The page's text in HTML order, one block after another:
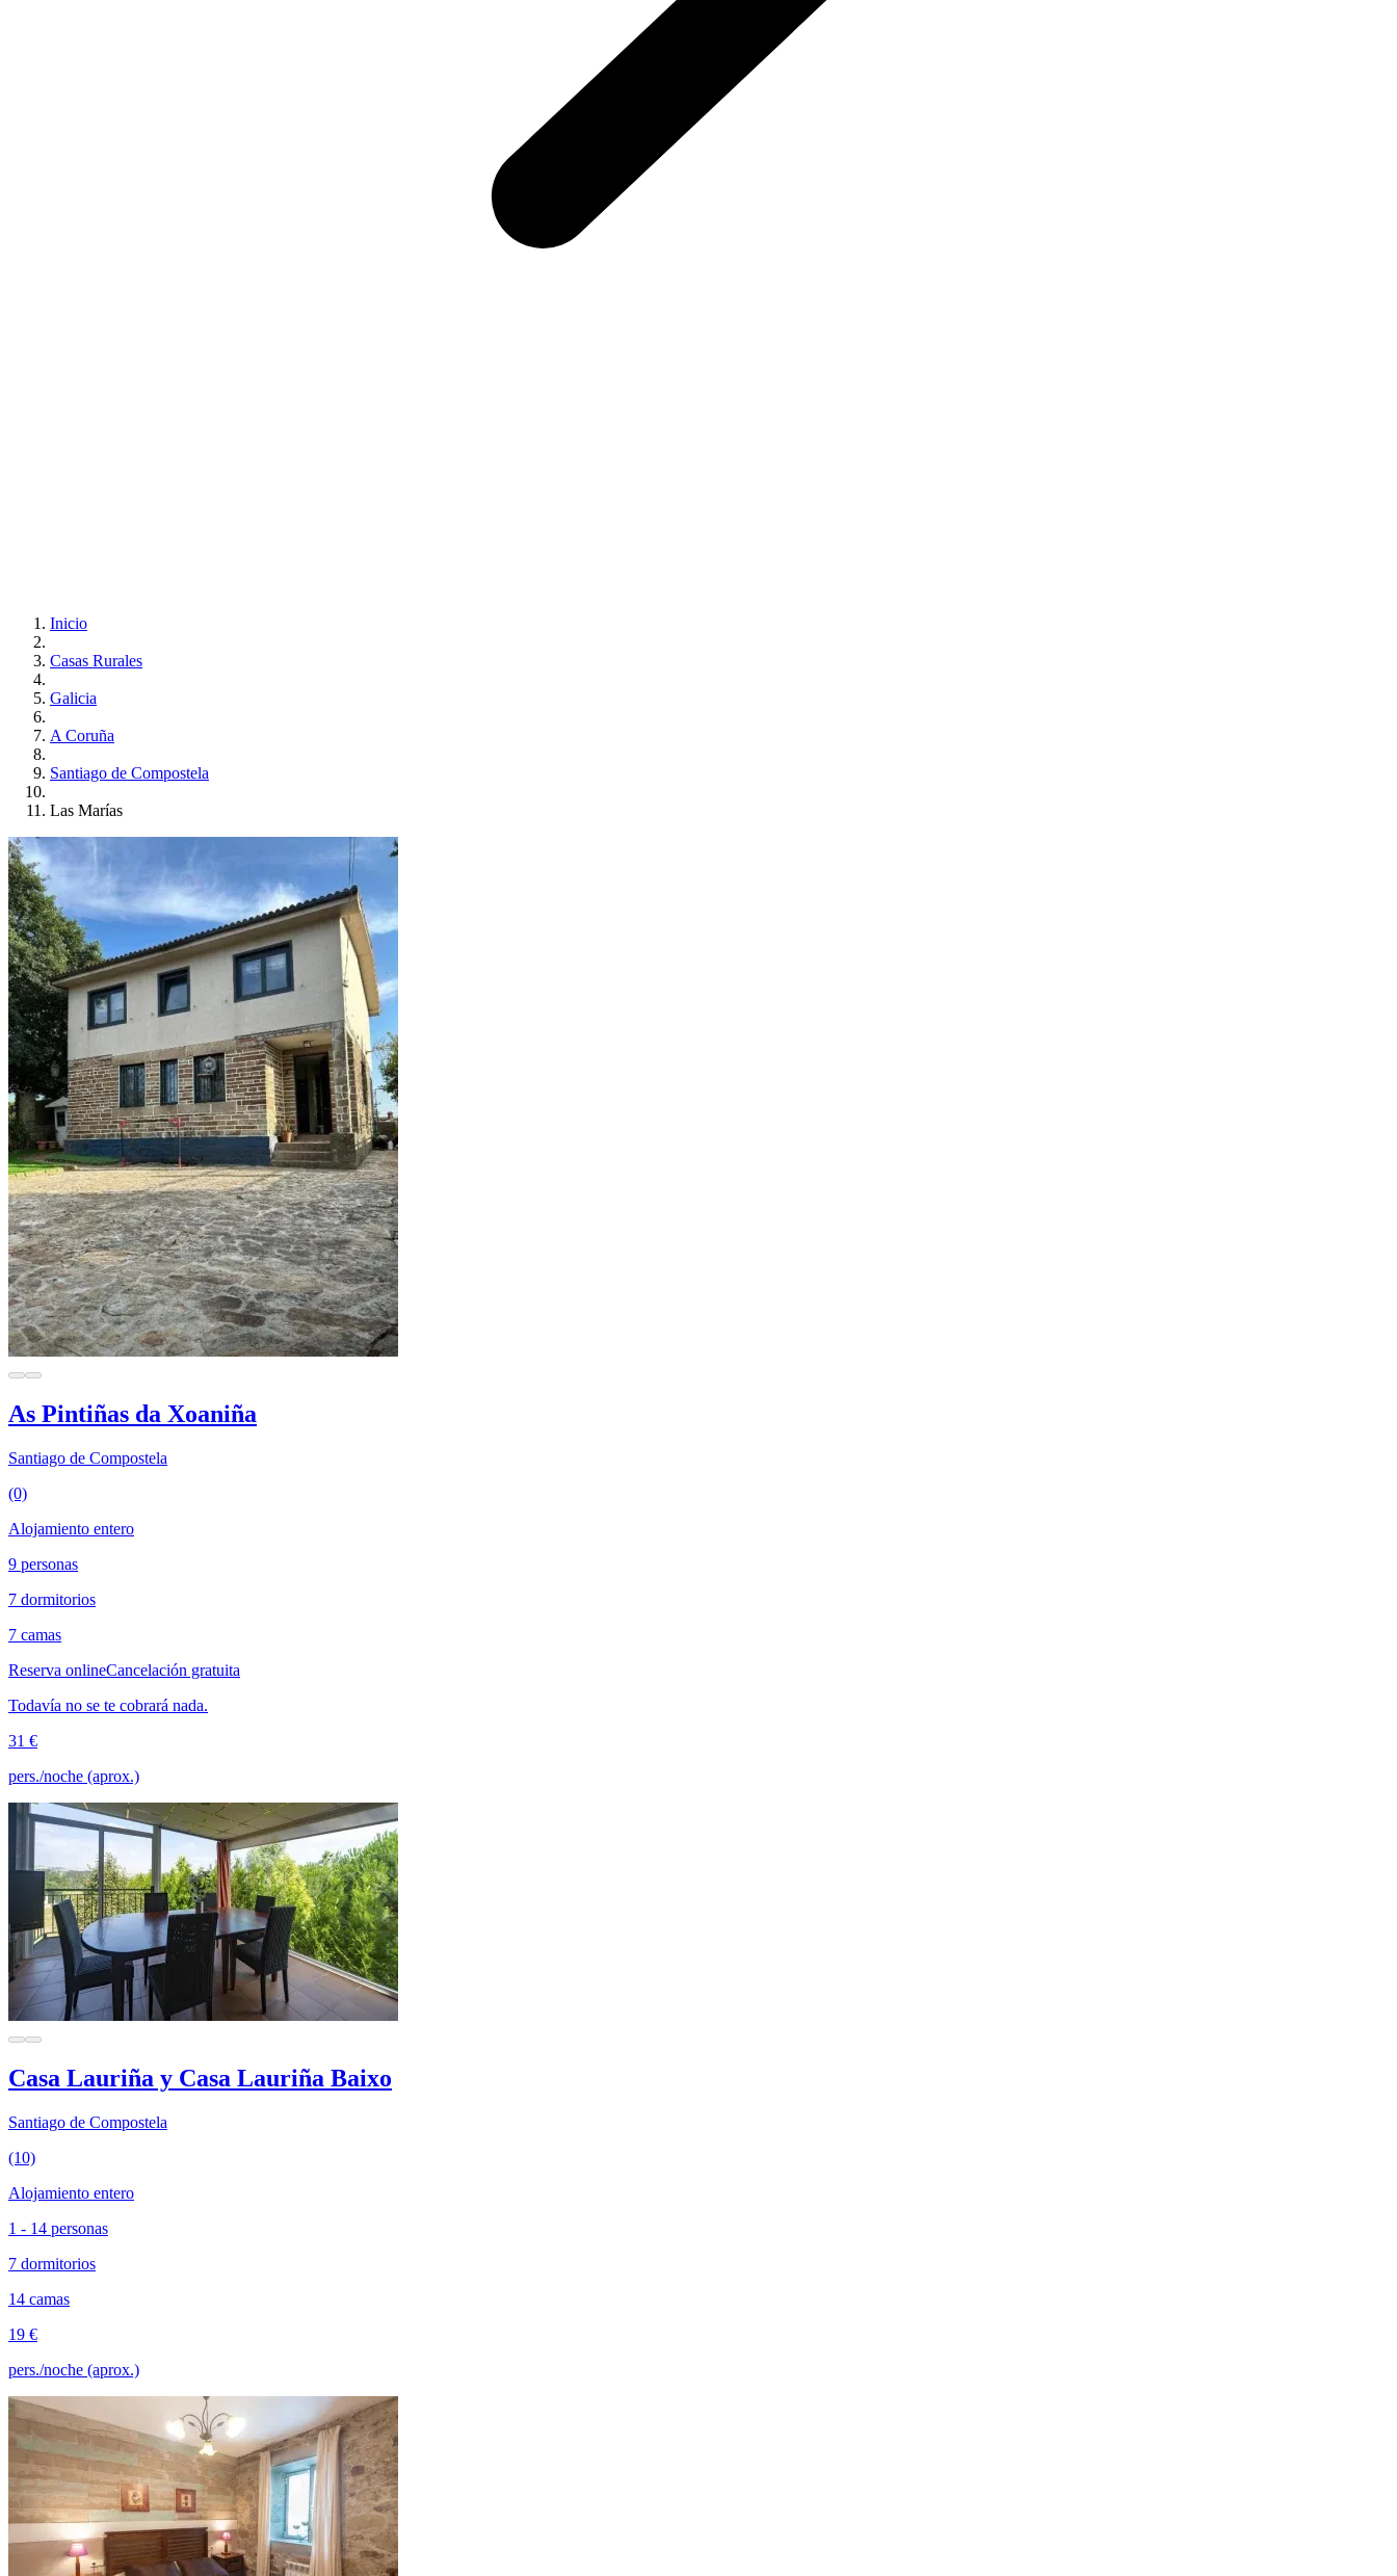
Inicio
Casas Rurales
Galicia
A Coruña
Santiago de Compostela
Las Marías
As Pintiñas da Xoaniña
Santiago de Compostela
(0)
Alojamiento entero
9 personas
7 dormitorios
7 camas
Reserva onlineCancelación gratuita
Todavía no se te cobrará nada.
31 €
pers./noche (aprox.)
Casa Lauriña y Casa Lauriña Baixo
Santiago de Compostela
(10)
Alojamiento entero
1 - 14 personas
7 dormitorios
14 camas
19 €
pers./noche (aprox.)